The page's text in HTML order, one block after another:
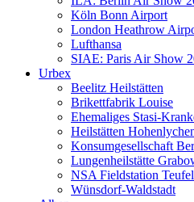
Köln Bonn Airport
London Heathrow
Lufthansa
SIAE: Paris Air Show
Urbex
Beelitz Heilstätten
Brikettfabrik Louise
Ehemaliges Stasi-
Heilstätten
Konsumgesellschaft
Lungenheilstätte
NSA Fieldstation
Wünsdorf-Waldstadt